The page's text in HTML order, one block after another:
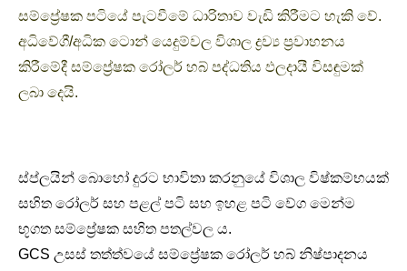
සම්ප්‍රේෂක පටියේ පැටවීමේ ධාරිතාව වැඩි කිරීමට හැකි වේ.
අධිවේගී/අධික ටොන් යෙදුම්වල විශාල ද්‍රව්‍ය ප්‍රවාහනය
කිරීමේදී සම්ප්‍රේෂක රෝලර් හබ් පද්ධතිය ඵලදායී විසඳුමක්
ලබා දෙයි.
ස්ප්ලයින් බොහෝ දුරට භාවිතා කරනුයේ විශාල විෂ්කම්භයක්
සහිත රෝලර් සහ පළල් පටි සහ ඉහළ පටි වේග මෙන්ම
භූගත සම්ප්‍රේෂක සහිත පතල්වල ය.
GCS උසස් තත්ත්වයේ සම්ප්‍රේෂක රෝලර් හබ් නිෂ්පාදනය